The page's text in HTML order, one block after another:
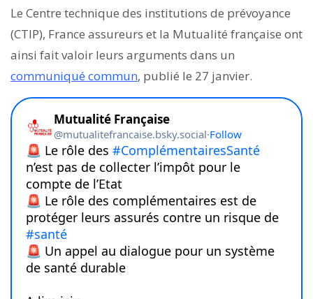
Le Centre technique des institutions de prévoyance
(CTIP), France assureurs et la Mutualité française ont
ainsi fait valoir leurs arguments dans un
communiqué commun, publié le 27 janvier.